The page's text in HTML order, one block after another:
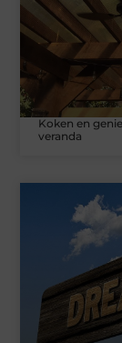
Koken en
veranda